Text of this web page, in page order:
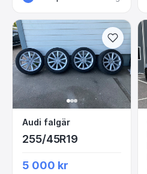
Audi falgär
Audi falgär
255/45R19
5 000 kr